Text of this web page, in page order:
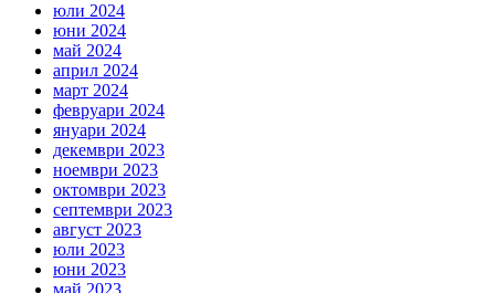
юли 2024
юни 2024
май 2024
април 2024
март 2024
февруари 2024
януари 2024
декември 2023
ноември 2023
октомври 2023
септември 2023
август 2023
юли 2023
юни 2023
май 2023